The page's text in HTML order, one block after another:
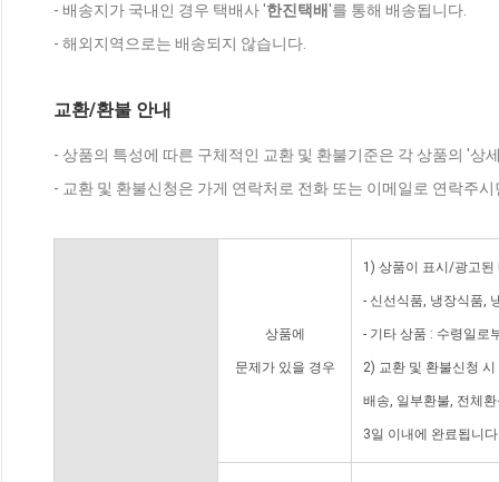
- 배송지가 국내인 경우 택배사 '한진택배'를 통해 배송됩니다.
- 해외지역으로는 배송되지 않습니다.
교환/환불 안내
- 상품의 특성에 따른 구체적인 교환 및 환불기준은 각 상품의 '상
- 교환 및 환불신청은 가게 연락처로 전화 또는 이메일로 연락주
상품에
문제가 있을 경우
1) 상품이 표시/광고된
- 신선식품, 냉장식품,
- 기타 상품 : 수령일로
2) 교환 및 환불신청
배송, 일부환불, 전체
3일 이내에 완료됩니